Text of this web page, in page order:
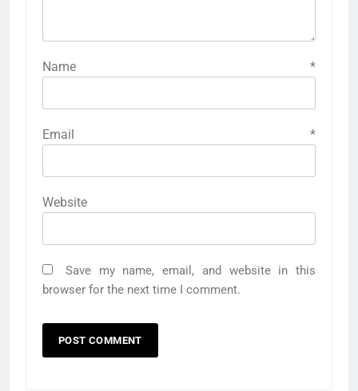
Name *
Email *
Website
Save my name, email, and website in this
browser for the next time I comment.